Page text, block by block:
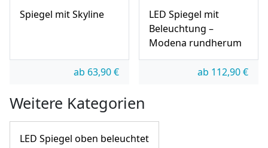
Spiegel mit Skyline
ab 63,90€
LED Spiegel mit
Beleuchtung –
Modena rundherum
ab 112,90€
Weitere Kategorien
LED Spiegel oben beleuchtet